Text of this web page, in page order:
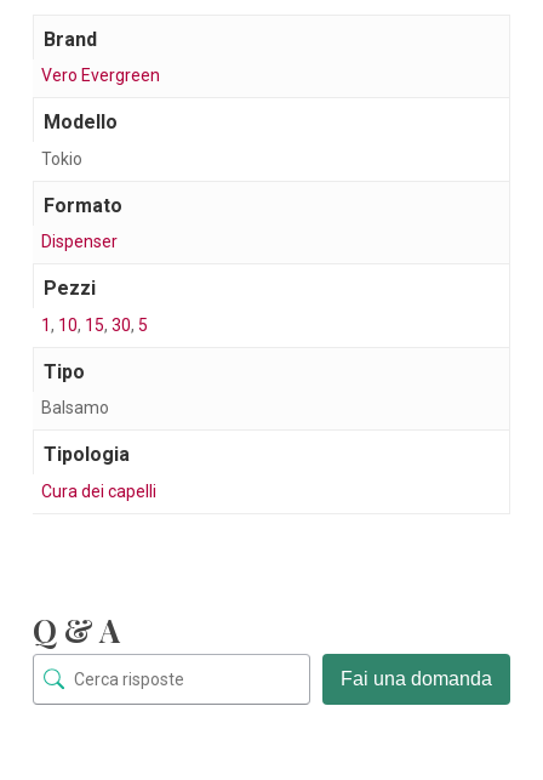
Brand
Vero Evergreen
Modello
Tokio
Formato
Dispenser
Pezzi
1, 10, 15, 30, 5
Tipo
Balsamo
Tipologia
Cura dei capelli
Q & A
Fai una domanda